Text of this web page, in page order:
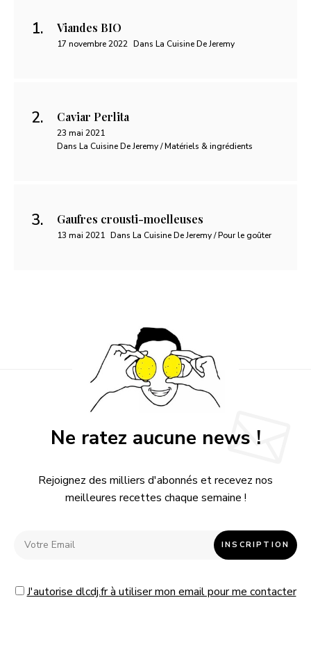
Viandes BIO
17 novembre 2022 Dans La Cuisine De Jeremy
Caviar Perlita
23 mai 2021
Dans La Cuisine De Jeremy / Matériels & ingrédients
Gaufres crousti-moelleuses
13 mai 2021 Dans La Cuisine De Jeremy / Pour le goûter
Ne ratez aucune news !
Rejoignez des milliers d'abonnés et recevez nos
meilleures recettes chaque semaine !
J'autorise dlcdj.fr à utiliser mon email pour me contacter